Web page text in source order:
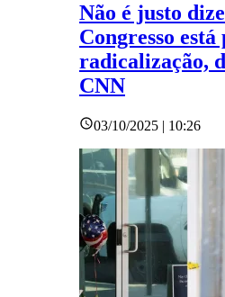
Não é justo
Congresso está
radicalização,
CNN
03/10/2025 | 10:26